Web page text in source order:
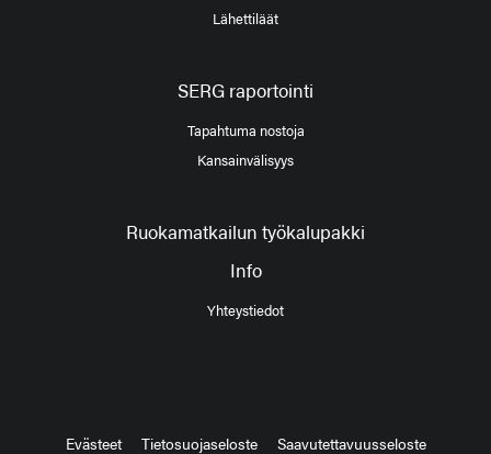
Lähettiläät
SERG raportointi
Tapahtuma nostoja
Kansainvälisyys
Ruokamatkailun työkalupakki
Info
Yhteystiedot
Evästeet Tietosuojaseloste Saavutettavuusseloste